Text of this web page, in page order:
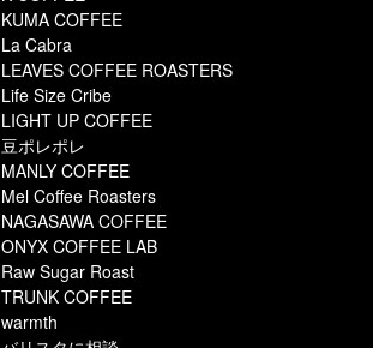
KUMA COFFEE
La Cabra
LEAVES COFFEE ROASTERS
Life Size Cribe
LIGHT UP COFFEE
豆ポレポレ
MANLY COFFEE
Mel Coffee Roasters
NAGASAWA COFFEE
ONYX COFFEE LAB
Raw Sugar Roast
TRUNK COFFEE
warmth